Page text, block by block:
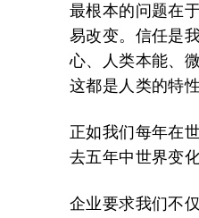
最根本的问题在
易改变。信任是
心、人类本能、
这都是人类的特性
正如我们每年在
去五年中世界变
企业要求我们不